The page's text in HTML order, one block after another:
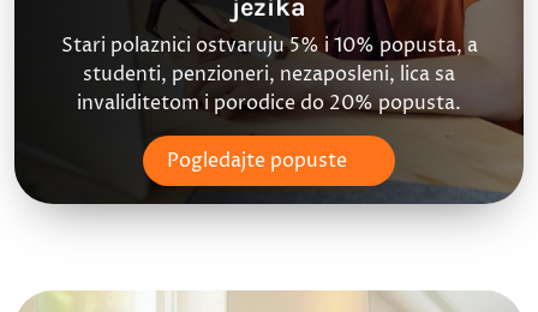
jezika
Stari polaznici ostvaruju 5% i 10% popusta, a
studenti, penzioneri, nezaposleni, lica sa
invaliditetom i porodice do 20% popusta.
Pogledajte popuste